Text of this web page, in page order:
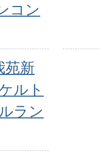
コン
苑新
ルト
ラン